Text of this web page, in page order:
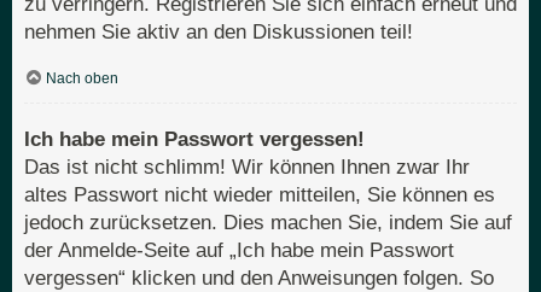
nehmen Sie aktiv an den Diskussionen teil!
Nach oben
Ich habe mein Passwort vergessen!
Das ist nicht schlimm! Wir können Ihnen zwar Ihr
altes Passwort nicht wieder mitteilen, Sie können es
jedoch zurücksetzen. Dies machen Sie, indem Sie auf
der Anmelde-Seite auf „Ich habe mein Passwort
vergessen“ klicken und den Anweisungen folgen. So